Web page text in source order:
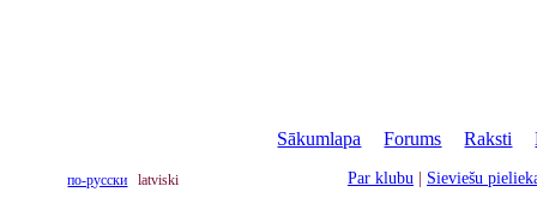
Sākumlapa |Forums |Raksti |
по-русски latviski Par klubu Sieviešu